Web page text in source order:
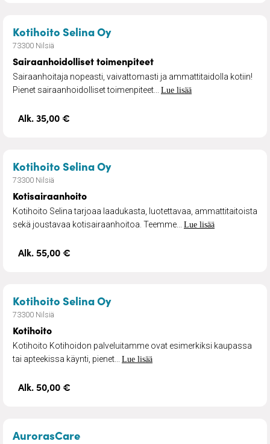
Kotihoito Selina Oy– Sairaanhoidolliset
73300 Nilsiä
Sairaanhoidolliset toimenpiteet
Sairaanhoitaja nopeasti, vaivattomasti ja ammattitaidolla kotiin!
Pienet sairaanhoidolliset toimenpiteet... Lue lisää
Alk. 35,00 €
Kotihoito Selina Oy– Kotisairaanhoito
73300 Nilsiä
Kotisairaanhoito
Kotihoito Selina tarjoaa laadukasta, luotettavaa, ammattitaitoista
sekä joustavaa kotisairaanhoitoa. Teemme... Lue lisää
Alk. 55,00 €
Kotihoito Selina Oy– Kotihoito
73300 Nilsiä
Kotihoito
Kotihoito Kotihoidon palveluitamme ovat esimerkiksi kaupassa
tai apteekissa käynti, pienet... Lue lisää
Alk. 50,00 €
AurorasCare– Lähihoitaja, lähelläsi